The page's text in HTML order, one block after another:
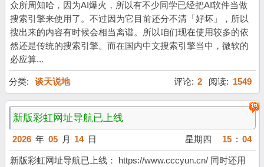
众所周知哈，因为AI爆火，所以有不少同学已经把AI软件当做
搜索引擎来使用了。不过因为它目前还分不清「好坏」，所以
搜出来的内容有时候会相当离谱。所以咱们现在使用较多的依
然还是传统的搜索引擎。而在国内中文搜索引擎当中，微软的
必应算...
分类: 谈天说地 评论: 2 阅读: 1549
新版彩虹网址导航已上线
2026 年 05 月 14 日 星期四 15 : 04
新版彩虹网址导航已上线： https://www.cccyun.cn/ 同时还用